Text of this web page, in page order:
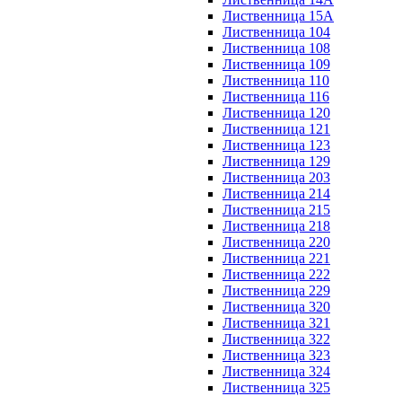
Лиственница 15А
Лиственница 104
Лиственница 108
Лиственница 109
Лиственница 110
Лиственница 116
Лиственница 120
Лиственница 121
Лиственница 123
Лиственница 129
Лиственница 203
Лиственница 214
Лиственница 215
Лиственница 218
Лиственница 220
Лиственница 221
Лиственница 222
Лиственница 229
Лиственница 320
Лиственница 321
Лиственница 322
Лиственница 323
Лиственница 324
Лиственница 325